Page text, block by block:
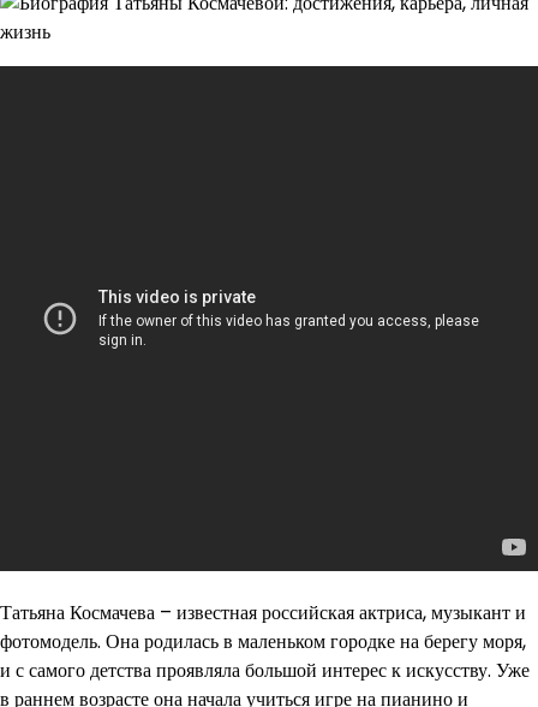
Татьяна Космачева – известная российская актриса, музыкант и
фотомодель. Она родилась в маленьком городке на берегу моря,
и с самого детства проявляла большой интерес к искусству. Уже
в раннем возрасте она начала учиться игре на пианино и